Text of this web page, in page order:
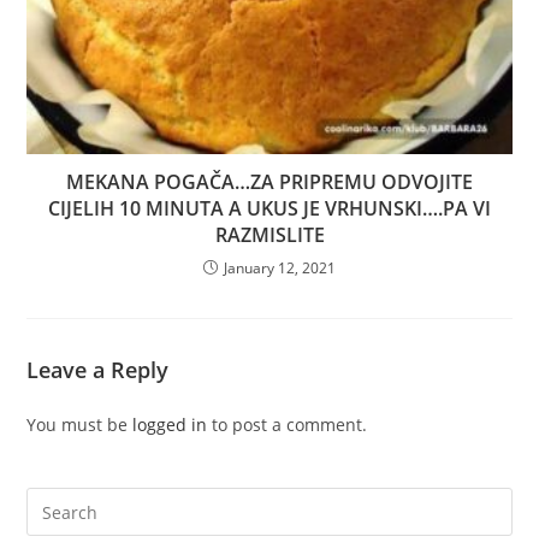
MEKANA POGAČA…ZA PRIPREMU ODVOJITE
CIJELIH 10 MINUTA A UKUS JE VRHUNSKI….PA VI
RAZMISLITE
January 12, 2021
Leave a Reply
You must be logged in to post a comment.